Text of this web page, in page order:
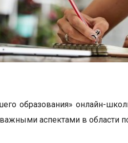
образования» онлайн-
аспектами в области